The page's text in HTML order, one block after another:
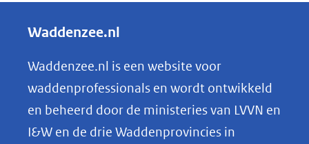
website)
e
n
o
p
Waddenzee.nl
Waddenzee.nl is een website voor
waddenprofessionals en wordt ontwikkeld
en beheerd door de ministeries van LVVN en
I&W en de drie Waddenprovincies in